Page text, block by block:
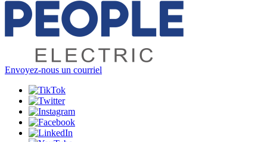
Envoyez-nous un courriel